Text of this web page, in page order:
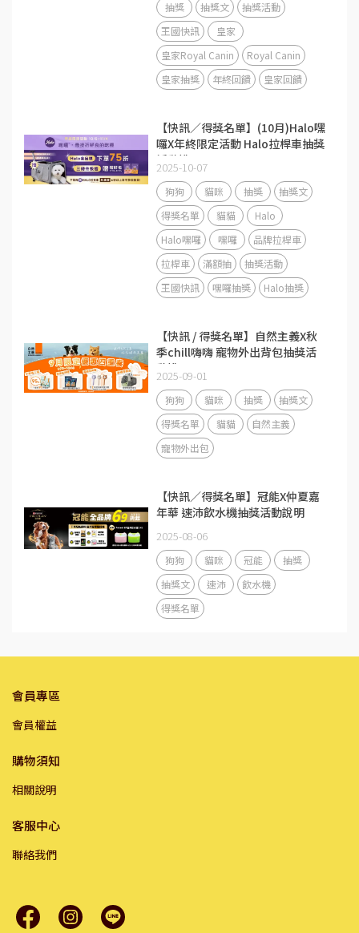
抽獎 抽獎文
抽獎活動
王國快訊
皇家
皇家Royal Canin
Royal Canin
皇家抽獎
年終回饋 皇家回饋
【快訊／得獎名單】(10月)Halo嘿
囉X年終限定活動 Halo拉桿車抽獎
活動說明
2025-10-07
狗狗 貓咪 抽獎
抽獎文
得獎名單
貓貓
Halo
Halo嘿囉
嘿囉
品牌拉桿車
拉桿車
滿額抽
抽獎活動
王國快訊
嘿囉抽獎 Halo抽獎
【快訊 / 得獎名單】自然主義X秋
季chill嗨嗨 寵物外出背包抽獎活
動說明
2025-09-01
狗狗 貓咪 抽獎
抽獎文
得獎名單
貓貓
自然主義
寵物外出包
【快訊／得獎名單】冠能X仲夏嘉
年華 速沛飲水機抽獎活動說明
2025-08-06
狗狗 貓咪 冠能
抽獎
抽獎文
速沛
飲水機
得獎名單
會員專區
會員權益
購物須知
相關說明
客服中心
聯絡我們